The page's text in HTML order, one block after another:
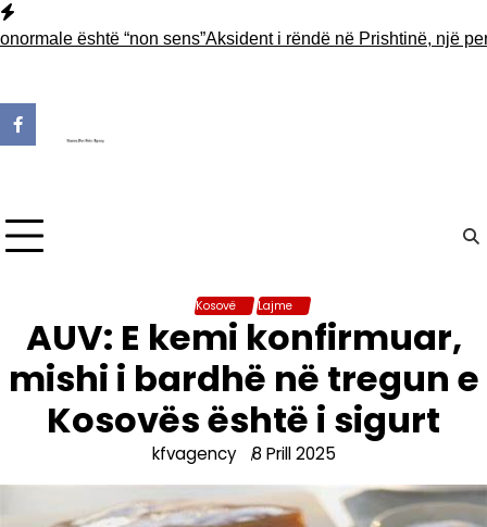
Skip
to është “non sens” Aksident i rëndë në Prishtinë, një person
Kosovë Lajme
AUV: E kemi konfirmuar,
mishi i bardhë në tregun e
Kosovës është i sigurt
kfvagency 8 Prill 2025